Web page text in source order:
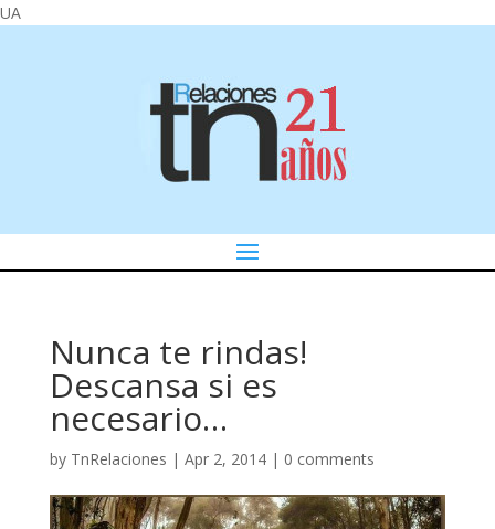
UA
Nunca te rindas!
Descansa si es
necesario…
by TnRelaciones | Apr 2, 2014| 0 comments